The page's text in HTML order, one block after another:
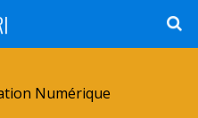
Numérique